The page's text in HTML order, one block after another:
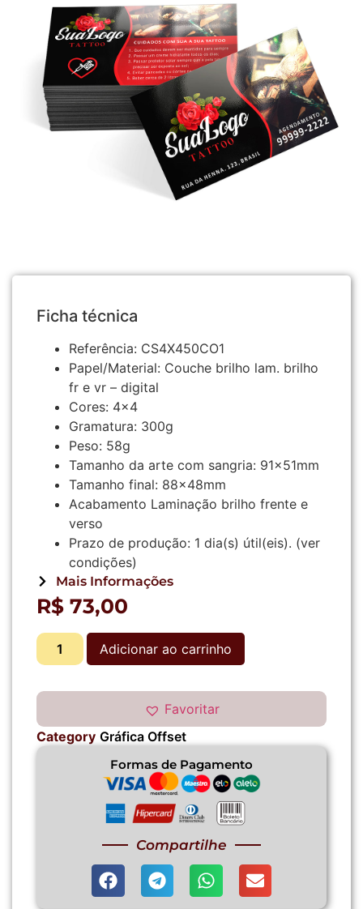
Ficha técnica
Referência: CS4X450CO1
Papel/Material: Couche brilho lam. brilho
fr e vr – digital
Cores: 4×4
Gramatura: 300g
Peso: 58g
Tamanho da arte com sangria: 91x51mm
Tamanho final: 88x48mm
Acabamento Laminação brilho frente e
verso
Prazo de produção: 1 dia(s) útil(eis). (ver
condições)
Mais Informações
R$ 73,00
Adicionar ao carrinho
Favoritar
Category Gráfica Offset
Formas de Pagamento
Compartilhe